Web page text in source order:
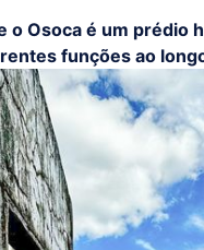
o Osoca é um prédio
funções ao